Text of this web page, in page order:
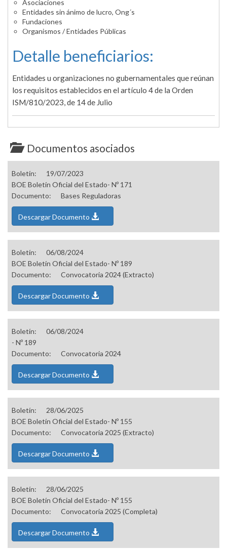
Asociaciones
Entidades sin ánimo de lucro, Ong´s
Fundaciones
Organismos / Entidades Públicas
Detalle beneficiarios:
Entidades u organizaciones no gubernamentales que reúnan
los requisitos establecidos en el artículo 4 de la Orden
ISM/810/2023, de 14 de Julio
Documentos asociados
Boletín:
19/07/2023
BOE Boletín Oficial del Estado- Nº 171
Documento:
Bases Reguladoras
Descargar Documento
Boletín:
06/08/2024
BOE Boletín Oficial del Estado- Nº 189
Documento:
Convocatoria 2024 (Extracto)
Descargar Documento
Boletín:
06/08/2024
- Nº 189
Documento:
Convocatoria 2024
Descargar Documento
Boletín:
28/06/2025
BOE Boletín Oficial del Estado- Nº 155
Documento:
Convocatoria 2025 (Extracto)
Descargar Documento
Boletín:
28/06/2025
BOE Boletín Oficial del Estado- Nº 155
Documento:
Convocatoria 2025 (Completa)
Descargar Documento